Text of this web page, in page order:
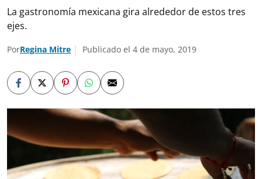
La gastronomía mexicana gira alrededor de estos tres
ejes.
PorRegina Mitre Publicado el 4 de mayo, 2019